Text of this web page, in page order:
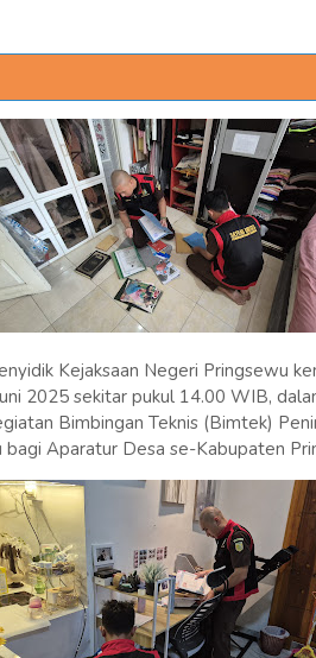
Kejaksaan Negeri Pringsewu
2025 sekitar pukul 14.00 WIB,
Bimbingan Teknis (Bimtek)
Aparatur Desa se-Kabupaten